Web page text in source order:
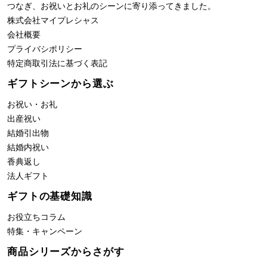
つなぎ、お祝いとお礼のシーンに寄り添ってきました。
株式会社マイプレシャス
会社概要
プライバシポリシー
特定商取引法に基づく表記
ギフトシーンから選ぶ
お祝い・お礼
出産祝い
結婚引出物
結婚内祝い
香典返し
法人ギフト
ギフトの基礎知識
お役立ちコラム
特集・キャンペーン
商品シリーズからさがす